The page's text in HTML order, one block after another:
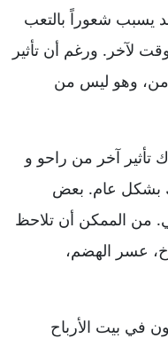
يسبب شعوراً بالتعب
لآخر. ورغم أن تأثير
وهو ليس من
تأثير آخر من راحو و
بشكل عام. بعض
من الممكن أن تلاحظ
عسر الهضم،
في بيت الأرباح